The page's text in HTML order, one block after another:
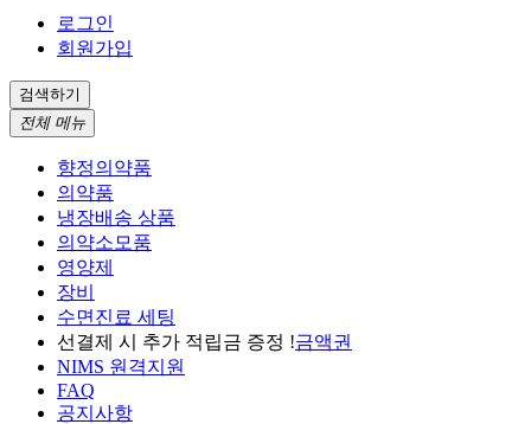
로그인
회원가입
검색하기
전체 메뉴
향정의약품
의약품
냉장배송 상품
의약소모품
영양제
장비
수면진료 세팅
선결제 시 추가 적립금 증정 !금액권
NIMS 원격지원
FAQ
공지사항